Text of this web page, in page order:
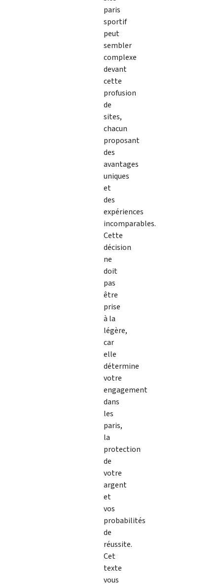
paris
sportif
peut
sembler
complexe
devant
cette
profusion
de
sites,
chacun
proposant
des
avantages
uniques
et
des
expériences
incomparables.
Cette
décision
ne
doit
pas
être
prise
à la
légère,
car
elle
détermine
votre
engagement
dans
les
paris,
la
protection
de
votre
argent
et
vos
probabilités
de
réussite.
Cet
texte
vous